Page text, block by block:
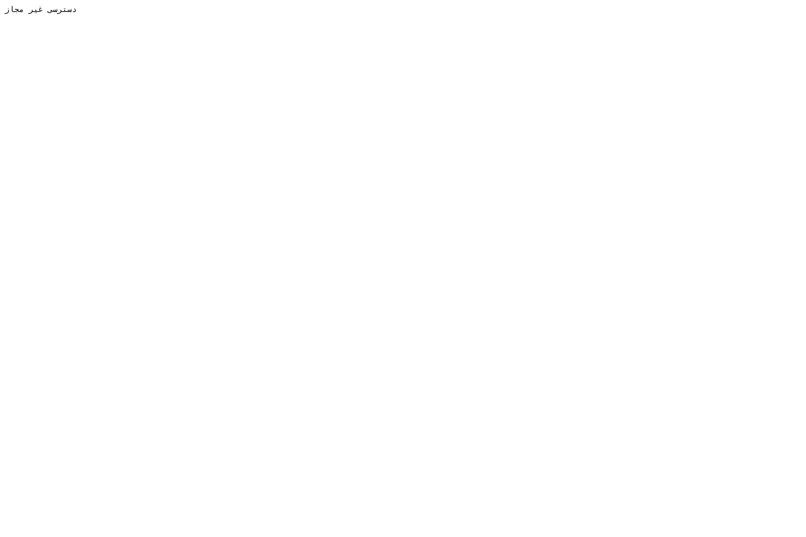
دسترسی غیر مجاز